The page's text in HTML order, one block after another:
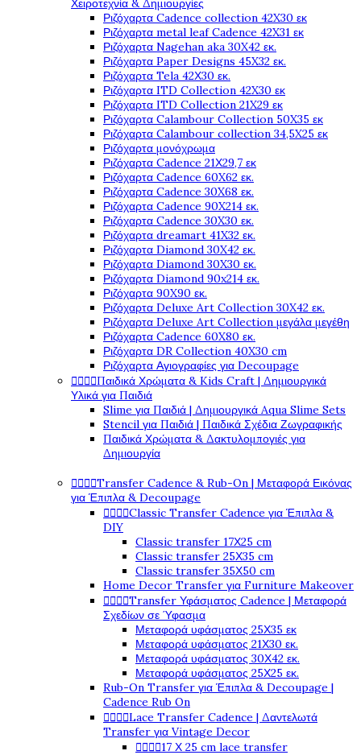
Χειροτεχνία & Δημιουργίες
Ριζόχαρτα Cadence collection 42X30 εκ
Ριζόχαρτα metal leaf Cadence 42X31 εκ
Ριζόχαρτα Nagehan aka 30X42 εκ.
Ριζόχαρτα Paper Designs 45X32 εκ.
Ριζόχαρτα Tela 42Χ30 εκ.
Ριζόχαρτα ITD Collection 42X30 εκ
Ριζόχαρτα ITD Collection 21X29 εκ
Ριζόχαρτα Calambour Collection 50X35 εκ
Ριζόχαρτα Calambour collection 34,5X25 εκ
Ριζόχαρτα μονόχρωμα
Ριζόχαρτα Cadence 21Χ29,7 εκ
Ριζόχαρτα Cadence 60X62 εκ.
Ριζόχαρτα Cadence 30X68 εκ.
Ριζόχαρτα Cadence 90X214 εκ.
Ριζόχαρτα Cadence 30X30 εκ.
Ριζόχαρτα dreamart 41X32 εκ.
Ριζόχαρτα Diamond 30X42 εκ.
Ριζόχαρτα Diamond 30X30 εκ.
Ριζόχαρτα Diamond 90x214 εκ.
Ριζόχαρτα 90X90 εκ.
Ριζόχαρτα Deluxe Art Collection 30X42 εκ.
Ριζόχαρτα Deluxe Art Collection μεγάλα μεγέθη
Ριζόχαρτα Cadence 60X80 εκ.
Ριζόχαρτα DR Collection 40X30 cm
Ριζόχαρτα Αγιογραφίες για Decoupage
Παιδικά Χρώματα & Kids Craft | Δημιουργικά
Υλικά για Παιδιά
Slime για Παιδιά | Δημιουργικά Aqua Slime Sets
Stencil για Παιδιά | Παιδικά Σχέδια Ζωγραφικής
Παιδικά Χρώματα & Δακτυλομπογιές για
Δημιουργία
Transfer Cadence & Rub-On | Μεταφορά Εικόνας
για Έπιπλα & Decoupage
Classic Transfer Cadence για Έπιπλα &
DIY
Classic transfer 17Χ25 cm
Classic transfer 25Χ35 cm
Classic transfer 35Χ50 cm
Home Decor Transfer για Furniture Makeover
Transfer Υφάσματος Cadence | Μεταφορά
Σχεδίων σε Ύφασμα
Μεταφορά υφάσματος 25Χ35 εκ
Μεταφορά υφάσματος 21Χ30 εκ.
Μεταφορά υφάσματος 30Χ42 εκ.
Μεταφορά υφάσματος 25Χ25 εκ.
Rub-On Transfer για Έπιπλα & Decoupage |
Cadence Rub On
Lace Transfer Cadence | Δαντελωτά
Transfer για Vintage Decor
17 Χ 25 cm lace transfer